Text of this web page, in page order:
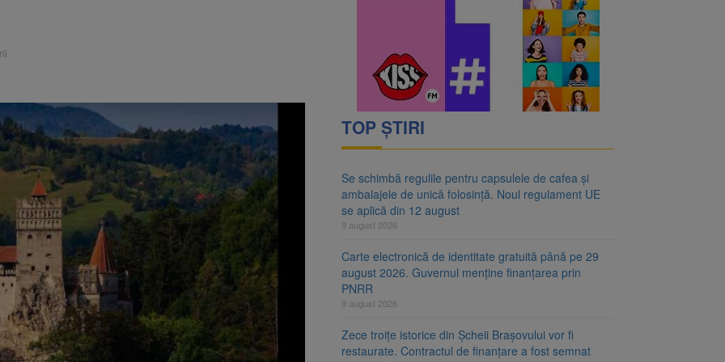
TOP ȘTIRI
Se schimbă regulile pentru capsulele de cafea și
ambalajele de unică folosință. Noul regulament UE
se aplică din 12 august
9 august 2026
Carte electronică de identitate gratuită până pe 29
august 2026. Guvernul menține finanțarea prin
PNRR
9 august 2026
Zece troițe istorice din Șcheii Brașovului vor fi
restaurate. Contractul de finanțare a fost semnat